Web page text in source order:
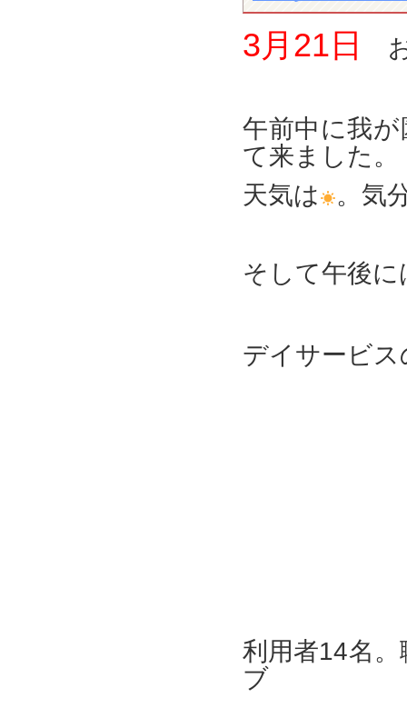
3月21日
午前中に我
て来ました。
天気は
。気
そして午後に
デイサービス
利用者14名
ブ